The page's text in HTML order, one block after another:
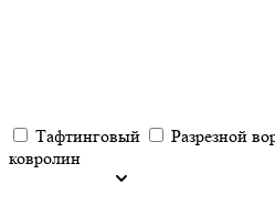
Тафтинговый Разрезной
ковролин